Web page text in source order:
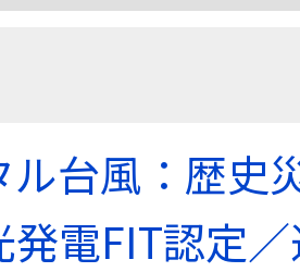
ル台風：歴史
発電FIT認定